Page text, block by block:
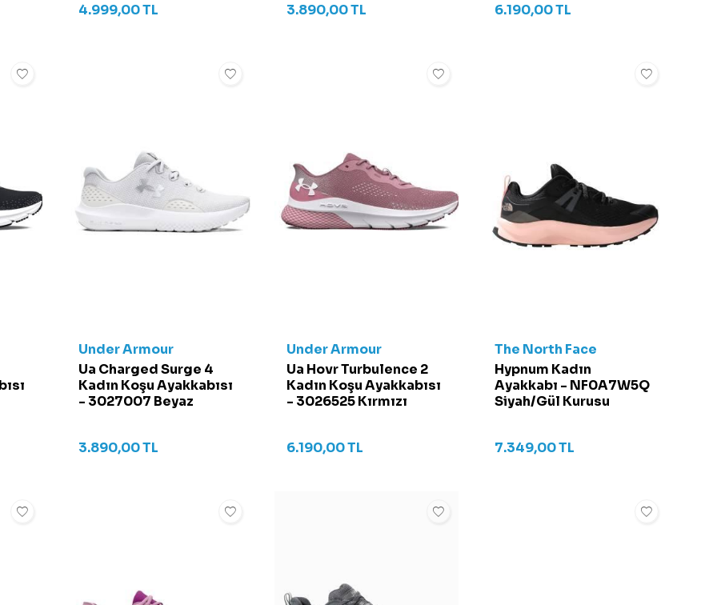
4.999,00TL 3.890,00TL 6.190,00TL
Under Armour
Ua Charged Surge 4
Kadın Koşu Ayakkabısı
- 3027007 Beyaz
3.890,00TL
Under Armour
Ua Hovr Turbulence 2
Kadın Koşu Ayakkabısı
- 3026525 Kırmızı
6.190,00TL
The North Face
Hypnum Kadın
Ayakkabı - NF0A7W5Q
Siyah/Gül Kurusu
7.349,00TL